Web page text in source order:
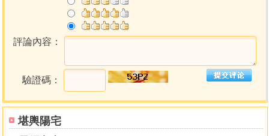
堪輿陽宅
評論內容：
驗證碼：